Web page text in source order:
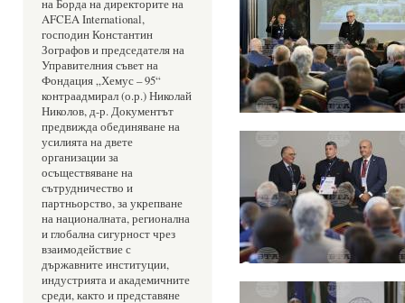
на Борда на директорите на
AFCEA International,
господин Константин
Зографов и председателя на
Управителния съвет на
Фондация „Хемус – 95“
контраадмирал (о.р.) Николай
Николов, д-р. Документът
предвижда обединяване на
усилията на двете
организации за
осъществяване на
сътрудничество и
партньорство, за укрепване
на националната, регионална
и глобална сигурност чрез
взаимодействие с
държавните институции,
индустрията и академичните
среди, както и представяне